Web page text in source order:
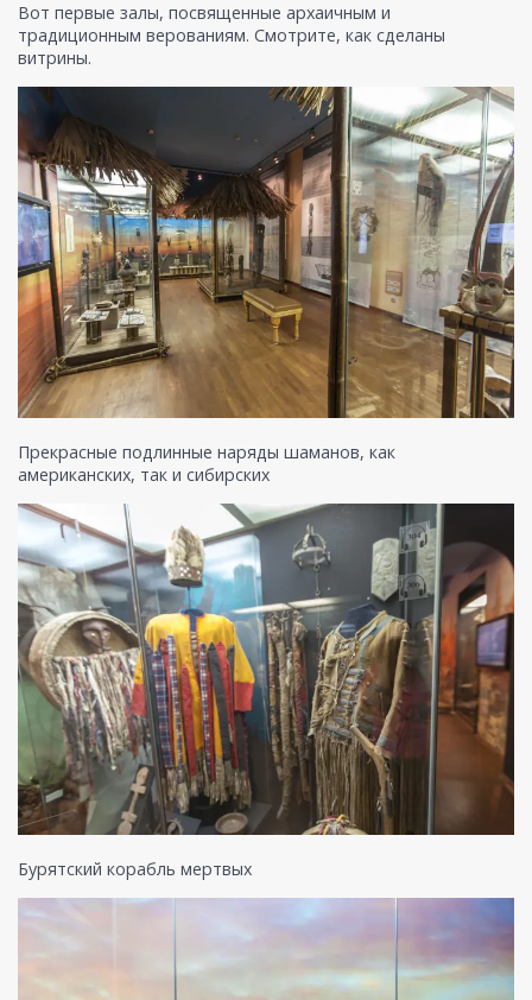
Вот первые залы, посвященные архаичным и
традиционным верованиям. Смотрите, как сделаны
витрины.
Прекрасные подлинные наряды шаманов, как
американских, так и сибирских
Бурятский корабль мертвых